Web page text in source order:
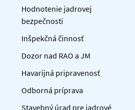
Hodnotenie jadrovej
bezpečnosti
Inšpekčná činnosť
Dozor nad RAO a JM
Havarijná pripravenosť
Odborná príprava
Stavebný úrad pre jadrové